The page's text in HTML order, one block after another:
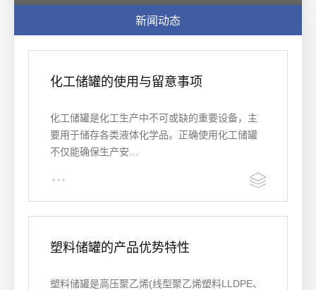
新闻动态
化工储罐的使用与留意事项
化工储罐是化工生产中不可或缺的重要设备，主
要用于储存各类液体化学品。正确使用化工储罐
不仅能确保生产安…
塑料储罐的产品优势特性
塑料储罐是高压聚乙烯(线型聚乙烯塑料LLDPE、